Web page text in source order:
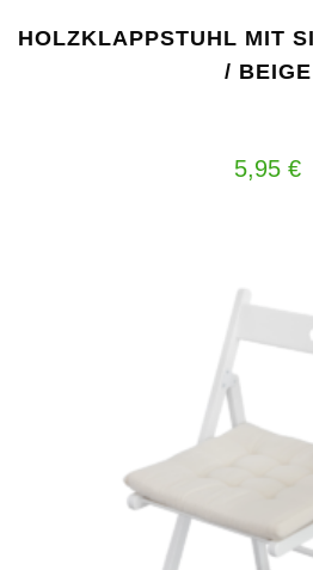
HOLZKLAPPSTUHL MIT
/ BEIGE
5,95 €